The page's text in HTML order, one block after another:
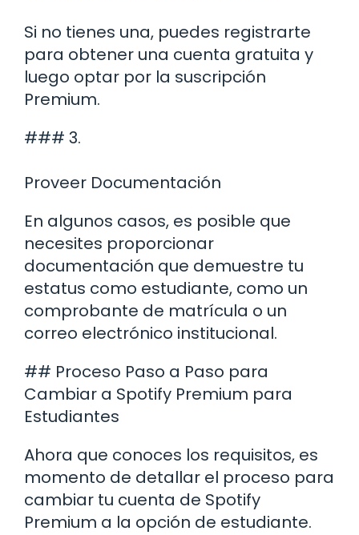
Si no tienes una, puedes registrarte
para obtener una cuenta gratuita y
luego optar por la suscripción
Premium.
### 3.
Proveer Documentación
En algunos casos, es posible que
necesites proporcionar
documentación que demuestre tu
estatus como estudiante, como un
comprobante de matrícula o un
correo electrónico institucional.
## Proceso Paso a Paso para
Cambiar a Spotify Premium para
Estudiantes
Ahora que conoces los requisitos, es
momento de detallar el proceso para
cambiar tu cuenta de Spotify
Premium a la opción de estudiante.